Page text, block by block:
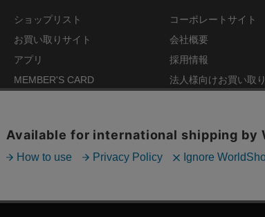
ショップリスト
お買い取りサイト
アプリ
MEMBER'S CARD
コーポレートサイト
会社概要
採用情報
法人様向けお買い取り